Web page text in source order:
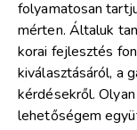
folyamatosan
mérten. Általuk
korai fejlesztés
kiválasztásáról, a
kérdésekről.
lehetőségem